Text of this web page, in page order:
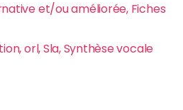
et/ou améliorée, Fiches
,orl,Sla,Synthèse vocale